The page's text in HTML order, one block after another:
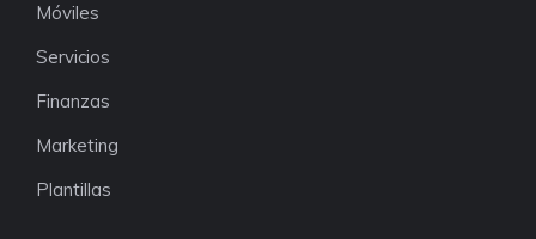
Móviles
Servicios
Finanzas
Marketing
Plantillas